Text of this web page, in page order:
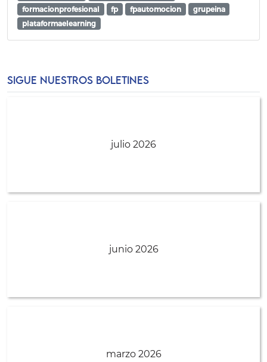
formacionprofesional
fp fpautomocion
grupeina
plataformaelearning
SIGUE NUESTROS BOLETINES
julio 2026
junio 2026
marzo 2026